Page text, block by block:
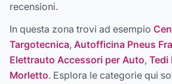
recensioni.
In questa zona trovi ad esempio
Targotecnica, Autofficina Pneus
Elettrauto Accessori per Auto, Tedi
Morletto. Esplora le categorie qui